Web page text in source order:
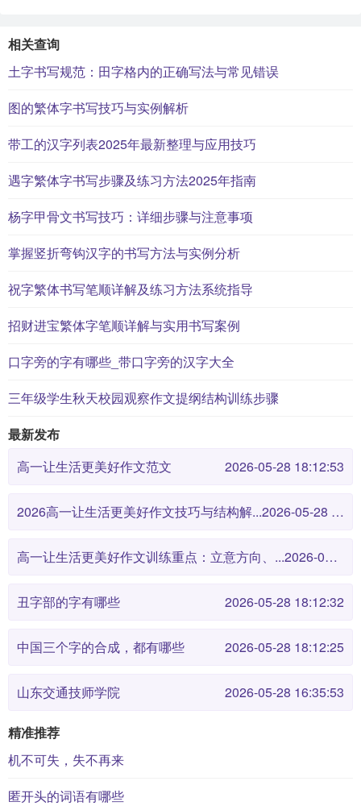
相关查询
土字书写规范：田字格内的正确写法与常见错误
图的繁体字书写技巧与实例解析
带工的汉字列表2025年最新整理与应用技巧
遇字繁体字书写步骤及练习方法2025年指南
杨字甲骨文书写技巧：详细步骤与注意事项
掌握竖折弯钩汉字的书写方法与实例分析
祝字繁体书写笔顺详解及练习方法系统指导
招财进宝繁体字笔顺详解与实用书写案例
口字旁的字有哪些_带口字旁的汉字大全
三年级学生秋天校园观察作文提纲结构训练步骤
最新发布
高一让生活更美好作文范文
2026-05-28 18:12:53
2026高一让生活更美好作文技巧与结构解... 2026-05-28 18:12:46
高一让生活更美好作文训练重点：立意方向、... 2026-05-28 18:12:38
丑字部的字有哪些 2026-05-28 18:12:32
中国三个字的合成，都有哪些 2026-05-28 18:12:25
山东交通技师学院 2026-05-28 16:35:53
精准推荐
机不可失，失不再来
匿开头的词语有哪些